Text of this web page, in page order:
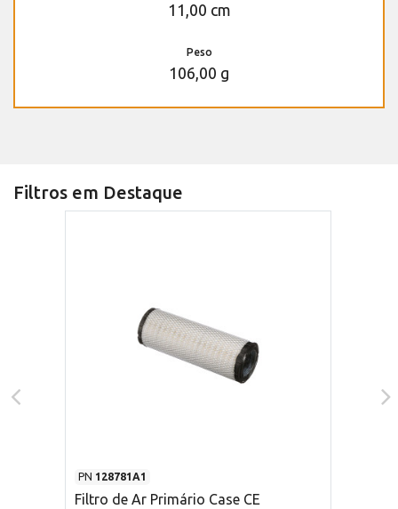
11,00 cm
Peso
106,00 g
Filtros em Destaque
PN 128781A1
Filtro de Ar Primário Case CE